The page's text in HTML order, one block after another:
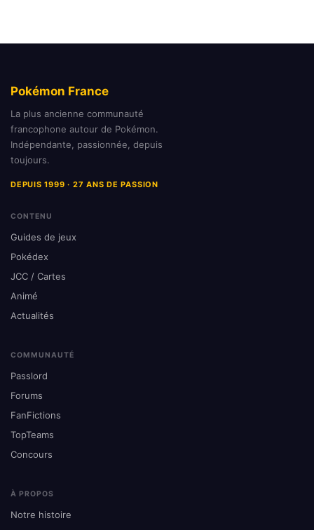
Pokémon France
La plus ancienne communauté
francophone autour de Pokémon.
Indépendante, passionnée, depuis
toujours.
DEPUIS 1999 · 27 ANS DE PASSION
CONTENU
Guides de jeux
Pokédex
JCC / Cartes
Animé
Actualités
COMMUNAUTÉ
Passlord
Forums
FanFictions
TopTeams
Concours
À PROPOS
Notre histoire